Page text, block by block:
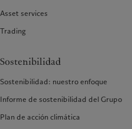
Asset services
Trading
Sostenibilidad
Sostenibilidad: nuestro enfoque
Informe de sostenibilidad del Grupo
Plan de acción climática